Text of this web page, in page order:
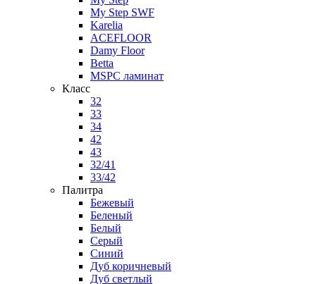
My Step SWF
Karelia
ACEFLOOR
Damy Floor
Betta
MSPC ламинат
Класс
32
33
34
42
43
32/41
33/42
Палитра
Бежевый
Беленый
Белый
Серый
Синий
Дуб коричневый
Дуб светлый